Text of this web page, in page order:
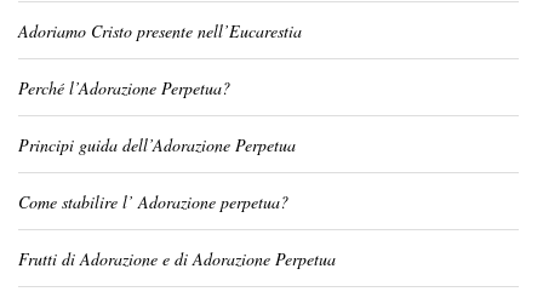
Adoriamo Cristo presente nell’Eucarestia
Perché l’Adorazione Perpetua?
Principi guida dell’Adorazione Perpetua
Come stabilire l’ Adorazione perpetua?
Frutti di Adorazione e di Adorazione Perpetua